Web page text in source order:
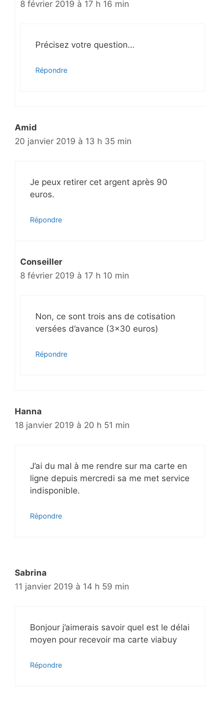
8 février 2019 à 17 h 16 min
Précisez votre question…
Répondre
Amid
20 janvier 2019 à 13 h 35 min
Je peux retirer cet argent après 90
euros.
Répondre
Conseiller
8 février 2019 à 17 h 10 min
Non, ce sont trois ans de cotisation
versées d’avance (3×30 euros)
Répondre
Hanna
18 janvier 2019 à 20 h 51 min
J’ai du mal à me rendre sur ma carte en
ligne depuis mercredi sa me met service
indisponible.
Répondre
Sabrina
11 janvier 2019 à 14 h 59 min
Bonjour j’aimerais savoir quel est le délai
moyen pour recevoir ma carte viabuy
Répondre